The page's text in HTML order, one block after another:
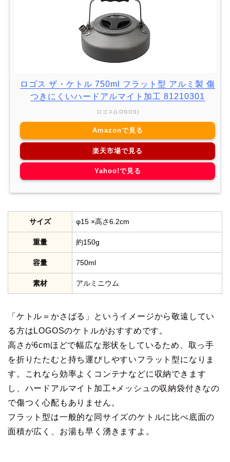
ロゴス ザ・ケトル 750ml フラット型 アルミ製 傷
つきにくいハードアルマイト加工 81210301
ロゴス(LOGOS)
Amazonで見る
楽天市場で見る
Yahoo!で見る
サイズ φ15 ×高さ6.2cm
重量 約150g
容量 750ml
素材 アルミニウム
「ケトル＝かさばる」というイメージから敬遠してい
る方はLOGOSのケトルがおすすめです。
高さが6cmほどで幅広な形状をしているため、取っ手
を折りたたむと持ち運びしやすいフラット型になりま
す。これなら効率よくコンテナなどに収納できます
し、ハードアルマイト加工+メッシュの収納袋付きなの
で傷つく心配もありません。
フラット型は一般的な同サイズのケトルに比べ底面の
面積が広く、お湯も早く湧きますよ。